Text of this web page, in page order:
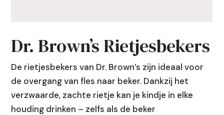
Dr. Brown’s Rietjesbekers
De rietjesbekers van Dr. Brown’s zijn ideaal voor
de overgang van fles naar beker. Dankzij het
verzwaarde, zachte rietje kan je kindje in elke
houding drinken – zelfs als de beker